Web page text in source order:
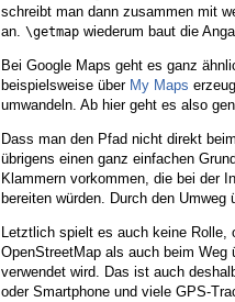
schreibt man dann zusammen mit
an. \getmap wiederum baut die
Bei Google Maps geht es ganz
beispielsweise über My Maps
umwandeln. Ab hier geht es also
Dass man den Pfad nicht direkt
übrigens einen ganz einfachen
Klammern vorkommen, die bei der
bereiten würden. Durch den
Letztlich spielt es auch keine Rolle,
OpenStreetMap als auch beim
verwendet wird. Das ist auch
oder Smartphone und viele GPS-